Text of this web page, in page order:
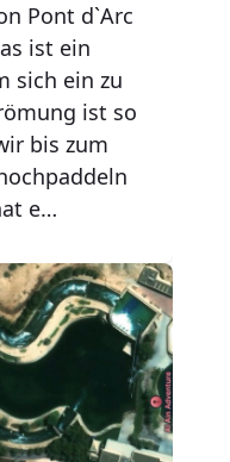
Pont d`Arc
ist ein
sich ein zu
ist so
bis zum
e…